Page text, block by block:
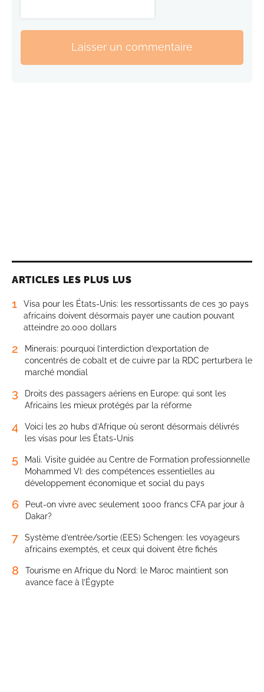
Laisser un commentaire
ARTICLES LES PLUS LUS
1
Visa pour les États-Unis: les ressortissants de ces 30 pays
africains doivent désormais payer une caution pouvant
atteindre 20.000 dollars
2
Minerais: pourquoi l’interdiction d’exportation de
concentrés de cobalt et de cuivre par la RDC perturbera le
marché mondial
3
Droits des passagers aériens en Europe: qui sont les
Africains les mieux protégés par la réforme
4
Voici les 20 hubs d’Afrique où seront désormais délivrés
les visas pour les États-Unis
5
Mali. Visite guidée au Centre de Formation professionnelle
Mohammed VI: des compétences essentielles au
développement économique et social du pays
6
Peut-on vivre avec seulement 1000 francs CFA par jour à
Dakar?
7
Système d’entrée/sortie (EES) Schengen: les voyageurs
africains exemptés, et ceux qui doivent être fichés
8
Tourisme en Afrique du Nord: le Maroc maintient son
avance face à l’Égypte